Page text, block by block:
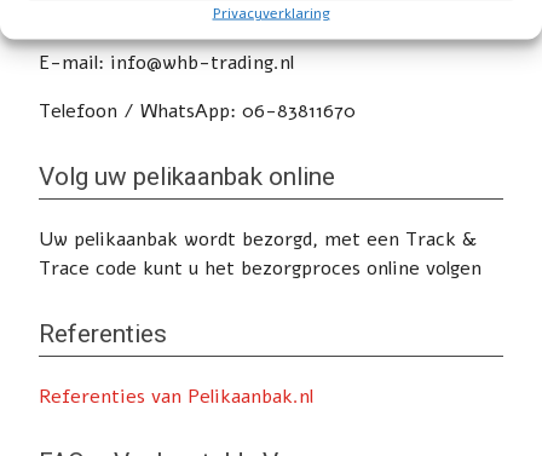
Privacyverklaring
E-mail: info@whb-trading.nl
Telefoon / WhatsApp: 06-83811670
Volg uw pelikaanbak online
Uw pelikaanbak wordt bezorgd, met een Track &
Trace code kunt u het bezorgproces online volgen
Referenties
Referenties van Pelikaanbak.nl